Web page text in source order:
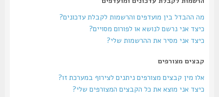
מה ההבדל בין מועדפים והרשמות לקבלת עדכונים?
כיצד אני נרשם לנושא או לפורום מסויים?
כיצד אני מסיר את ההרשמות שלי?
קבצים מצורפים
אלו מין קבצים מצורפים ניתנים לצירוף במערכת זו?
כיצד אני מוצא את כל הקבצים המצורפים שלי?